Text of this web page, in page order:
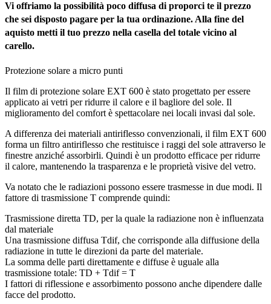
Vi offriamo la possibilità poco diffusa di proporci te il prezzo
che sei disposto pagare per la tua ordinazione. Alla fine del
aquisto metti il tuo prezzo nella casella del totale vicino al
carello.
Protezione solare a micro punti
Il film di protezione solare EXT 600 è stato progettato per essere
applicato ai vetri per ridurre il calore e il bagliore del sole. Il
miglioramento del comfort è spettacolare nei locali invasi dal sole.
A differenza dei materiali antiriflesso convenzionali, il film EXT 600
forma un filtro antiriflesso che restituisce i raggi del sole attraverso le
finestre anziché assorbirli. Quindi è un prodotto efficace per ridurre
il calore, mantenendo la trasparenza e le proprietà visive del vetro.
Va notato che le radiazioni possono essere trasmesse in due modi. Il
fattore di trasmissione T comprende quindi:
Trasmissione diretta TD, per la quale la radiazione non è influenzata
dal materiale
Una trasmissione diffusa Tdif, che corrisponde alla diffusione della
radiazione in tutte le direzioni da parte del materiale.
La somma delle parti direttamente e diffuse è uguale alla
trasmissione totale: TD + Tdif = T
I fattori di riflessione e assorbimento possono anche dipendere dalle
facce del prodotto.